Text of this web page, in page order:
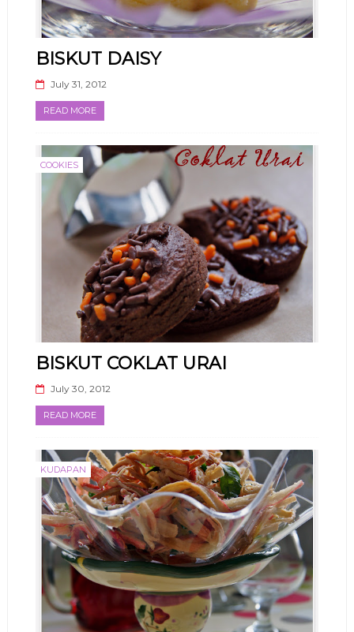
BISKUT DAISY
July 31, 2012
READ MORE
COOKIES
BISKUT COKLAT URAI
July 30, 2012
READ MORE
KUDAPAN